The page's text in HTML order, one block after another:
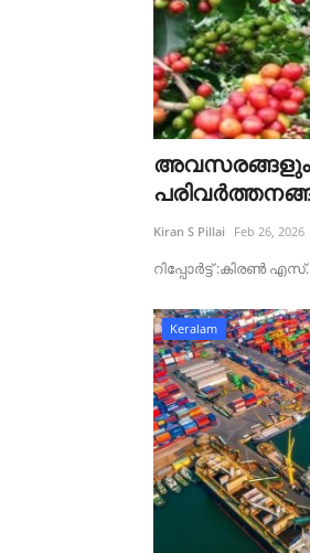
അവസരങ്ങളും
Kiran S Pillai Feb 26, 2026
റിപ്പോർട്ട്‌ :കിരൺ
Keralam